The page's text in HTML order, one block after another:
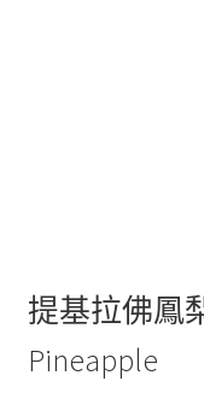
提基拉佛鳳
Pineapple